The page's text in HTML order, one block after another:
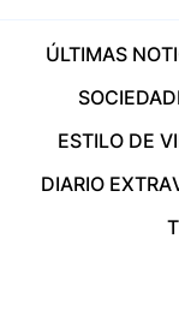
ÚLTIMAS
SOCIEDAD
ESTILO DE
DIARIO EXTRA